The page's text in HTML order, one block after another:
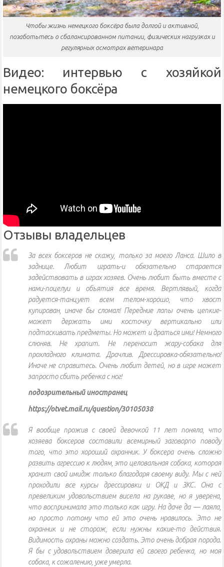
Чтобы жизнь немецкого боксёра была долгой и активной,
позаботьтесь о сбалансированном питании, физических нагрузках и
регулярных осмотрах ветеринара
Видео: интервью с хозяйкой
немецкого боксёра
Отзывы владельцев
За всех боксеров не скажу, только за моего Ланса. Шило в
заднице. Любит играть-и обязательно старается
задействовать в играх хозяев. Очень любит быть вместе с
нами-поцелуи и объятия все время. Вертлявый, когда
радуется-танцует всем телом-хорошо, что хвост
купирован, иначе бы сломал! Передние лапы очень цепкие-
может держать ими косточку вертикально или
подтаскивать предметы. Но может и драться ими! Немного
слюняв. Не храпит. Не переносит жару-собака для
прохладного климата. Драчлив. Дрессировка-обязательно!
Иначе не справитесь. Очень любит детей, но в игре может
запросто сбить ребенка с ног!
подозрительный иностранец
https://otvet.mail.ru/question/30105038
Я вообще прожив с своей девочкой 11 лет поняла, что
хозяева боксеров составили всемирный заговорпо поводу
того, что это хороший охранник. У боксера очень сложно
развить агрессию к людям, это целовальная собака, которая
хранит свой имидж только благодаря своему виду. Мы с ней
проходили все курсы дрессировки и ОКД и ЗКС. Она с
превеликим удовольствием висела на рукаве, но я уверена,
что воспринимала это только как игру. На даче да — лаяла,
но просто потому что ей это очень нравилось. Это не
охранник и не сторож, если нужны какие-то действия.
Видимость охраны можно создать. Это очень добрая порода.
Я бы с удовольствием доверила ей своего ребенка, но моя
собака, к сожалению, уже умерла.